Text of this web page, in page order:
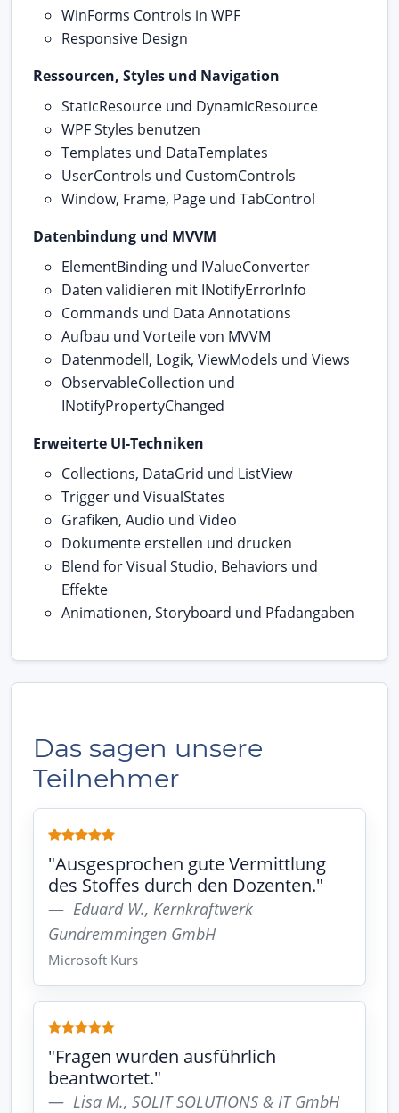
WinForms Controls in WPF
Responsive Design
Ressourcen, Styles und Navigation
StaticResource und DynamicResource
WPF Styles benutzen
Templates und DataTemplates
UserControls und CustomControls
Window, Frame, Page und TabControl
Datenbindung und MVVM
ElementBinding und IValueConverter
Daten validieren mit INotifyErrorInfo
Commands und Data Annotations
Aufbau und Vorteile von MVVM
Datenmodell, Logik, ViewModels und Views
ObservableCollection und
INotifyPropertyChanged
Erweiterte UI-Techniken
Collections, DataGrid und ListView
Trigger und VisualStates
Grafiken, Audio und Video
Dokumente erstellen und drucken
Blend for Visual Studio, Behaviors und
Effekte
Animationen, Storyboard und Pfadangaben
Das sagen unsere
Teilnehmer
"Ausgesprochen gute Vermittlung
des Stoffes durch den Dozenten."
Eduard W., Kernkraftwerk
Gundremmingen GmbH
Microsoft Kurs
"Fragen wurden ausführlich
beantwortet."
Lisa M., SOLIT SOLUTIONS & IT GmbH